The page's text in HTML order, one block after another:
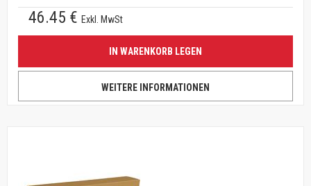
46.45 € Exkl. MwSt
IN WARENKORB LEGEN
WEITERE INFORMATIONEN